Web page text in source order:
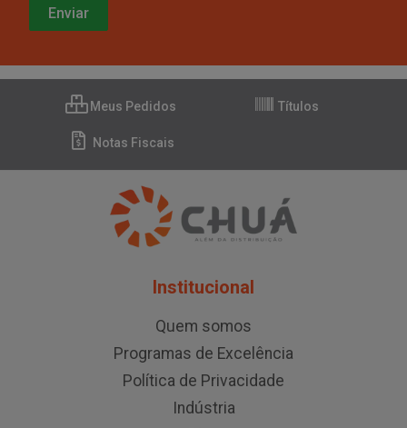
Meus Pedidos Títulos
Notas Fiscais
Institucional
Quem somos
Programas de Excelência
Política de Privacidade
Indústria